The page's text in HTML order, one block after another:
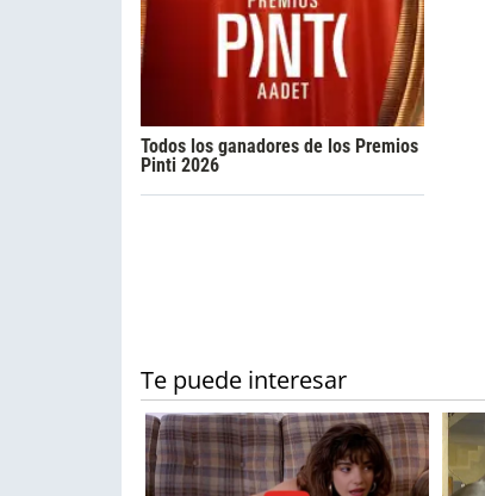
Todos los ganadores de los Premios
Pinti 2026